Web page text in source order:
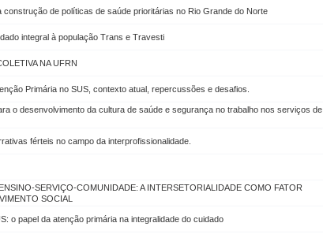
construção de políticas de saúde prioritárias no Rio Grande do Norte
integral à população Trans e Travesti
NA UFRN
Primária no SUS, contexto atual, repercussões e desafios.
o desenvolvimento da cultura de saúde e segurança no trabalho nos serviços de
férteis no campo da interprofissionalidade.
SERVIÇO-COMUNIDADE: A INTERSETORIALIDADE COMO FATOR
SOCIAL
o papel da atenção primária na integralidade do cuidado